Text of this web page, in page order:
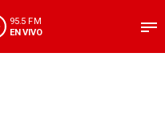
95.5 FM
EN VIVO